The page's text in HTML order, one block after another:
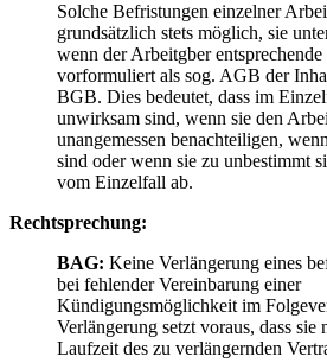
Solche Befristungen einzelner
grundsätzlich stets möglich, sie
wenn der Arbeitgber
vorformuliert als sog. AGB der
BGB. Dies bedeutet, dass im
unwirksam sind, wenn sie den
unangemessen benachteiligen,
sind oder wenn sie zu unbestimmt
vom Einzelfall ab.
Rechtsprechung:
BAG: Keine Verlängerung eines
bei fehlender Vereinbarung einer
Kündigungsmöglichkeit im
Verlängerung setzt voraus, dass sie
Laufzeit des zu verlängernden